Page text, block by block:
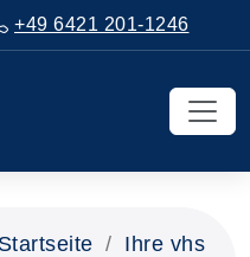
+49 6421 201-1246
Startseite
Ihre vhs